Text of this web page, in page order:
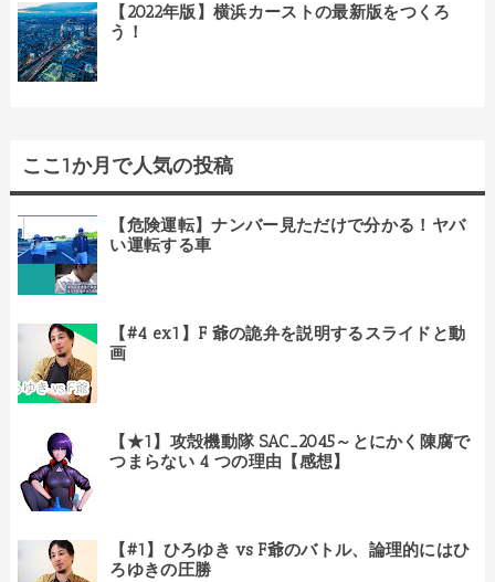
【2022年版】横浜カーストの最新版をつくろ
う！
ここ1か月で人気の投稿
【危険運転】ナンバー見ただけで分かる！ヤバ
い運転する車
【#4 ex1】F 爺の詭弁を説明するスライドと動
画
【★1】攻殻機動隊 SAC_2045～とにかく陳腐で
つまらない 4 つの理由【感想】
【#1】ひろゆき vs F爺のバトル、論理的にはひ
ろゆきの圧勝